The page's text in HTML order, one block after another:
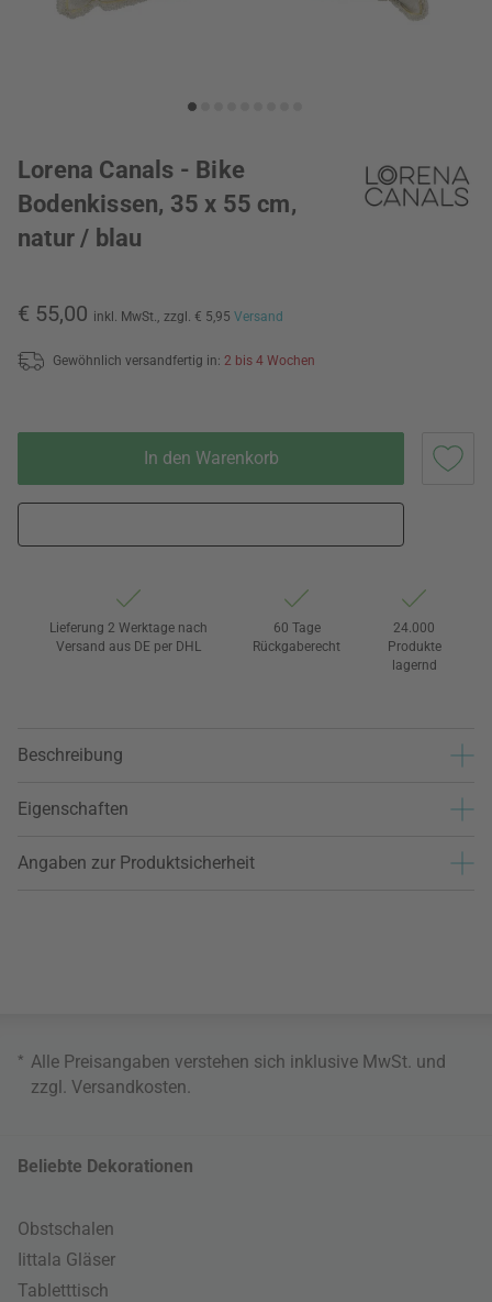
Lorena Canals - Bike
Bodenkissen, 35 x 55 cm,
natur / blau
€ 55,00 inkl. MwSt., zzgl. € 5,95 Versand
Gewöhnlich versandfertig in: 2 bis 4 Wochen
In den Warenkorb
Lieferung 2 Werktage nach
Versand aus DE per DHL
60 Tage
Rückgaberecht
24.000
Produkte
lagernd
Beschreibung
Eigenschaften
Angaben zur Produktsicherheit
* Alle Preisangaben verstehen sich inklusive MwSt. und
zzgl. Versandkosten
Beliebte Dekorationen
Obstschalen
Iittala Gläser
Tabletttisch